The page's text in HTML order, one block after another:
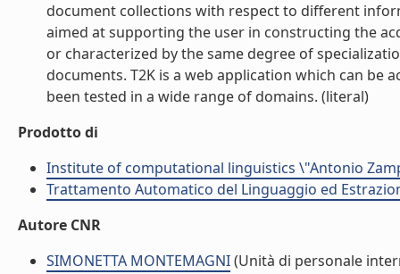
document collections with respect to different
aimed at supporting the user in constructing the
or characterized by the same degree of
documents. T2K is a web application which can be
been tested in a wide range of domains. (literal)
Prodotto di
Institute of computational linguistics \"Antonio
Trattamento Automatico del Linguaggio ed
Autore CNR
SIMONETTA MONTEMAGNI(Unità di personale